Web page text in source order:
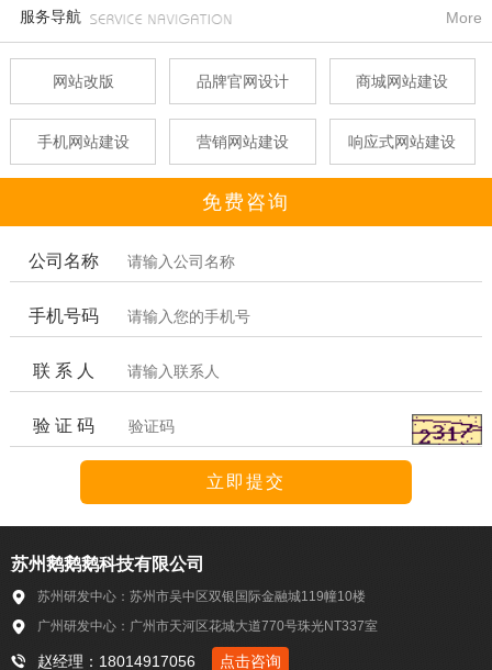
服务导航 More
网站改版 品牌官网设计 商城网站建设
手机网站建设 营销网站建设 响应式网站建设
免费咨询
公司名称
手机号码
联 系 人
验 证 码
苏州鹅鹅鹅科技有限公司
苏州研发中心：苏州市吴中区双银国际金融城119幢10楼
广州研发中心：广州市天河区花城大道770号珠光NT337室
赵经理：18014917056 点击咨询